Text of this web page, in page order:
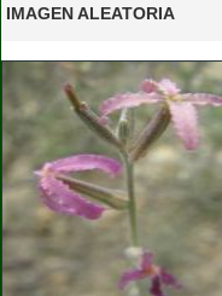
IMAGEN ALEATORIA